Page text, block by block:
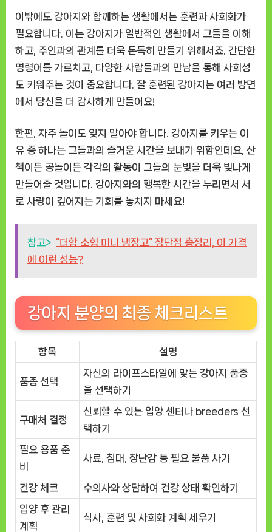
이밖에도 강아지와 함께하는 생활에서는 훈련과 사회화가
필요합니다. 이는 강아지가 일반적인 생활에서 그들을 이해
하고, 주인과의 관계를 더욱 돈독히 만들기 위해서죠. 간단한
명령어를 가르치고, 다양한 사람들과의 만남을 통해 사회성
도 키워주는 것이 중요합니다. 잘 훈련된 강아지는 여러 방면
에서 당신을 더 감사하게 만들어요!
한편, 자주 놀이도 잊지 말아야 합니다. 강아지를 키우는 이
유 중 하나는 그들과의 즐거운 시간을 보내기 위함인데요, 산
책이든 공놀이든 각각의 활동이 그들의 눈빛을 더욱 빛나게
만들어줄 것입니다. 강아지와의 행복한 시간을 누리면서 서
로 사랑이 깊어지는 기회를 놓치지 마세요!
참고> “더함 소형 미니 냉장고” 장단점 총정리, 이 가격
에 이런 성능?
강아지 분양의 최종 체크리스트
항목 설명
품종 선택
자신의 라이프스타일에 맞는 강아지 품종
을 선택하기
구매처 결정
신뢰할 수 있는 입양 센터나 breeders 선
택하기
필요 용품 준
비
사료, 침대, 장난감 등 필요 물품 사기
건강 체크
수의사와 상담하여 건강 상태 확인하기
입양 후 관리
계획
식사, 훈련 및 사회화 계획 세우기